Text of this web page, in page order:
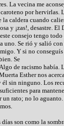
La vecina me
por hervirlas.
caldera cuando
y ¡zas!, desastre. El
consejo tengo
uno. Se rió y salió
Y si no
Se
de racismo había.
Esther nos
sin ninguno. Los
para
rato; no lo
son como la